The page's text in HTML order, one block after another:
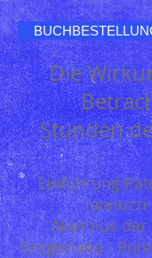
Die
Stunden
Einführung
Iannuzzi
Alumnus
Gregoriana -